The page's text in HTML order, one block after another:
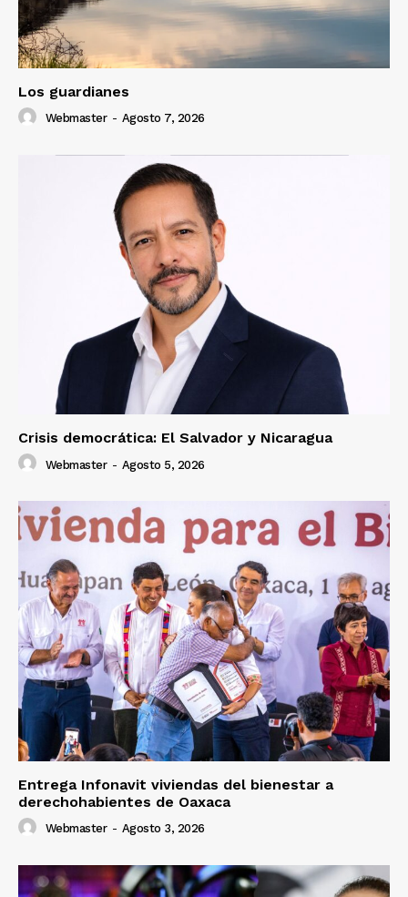
Los guardianes
Webmaster - Agosto 7, 2026
Crisis democrática: El Salvador y Nicaragua
Webmaster - Agosto 5, 2026
Entrega Infonavit viviendas del bienestar a
derechohabientes de Oaxaca
Webmaster - Agosto 3, 2026